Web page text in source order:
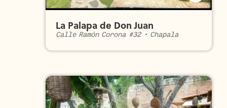
La Palapa de Don Juan
Calle Ramón Corona #32• Chapala